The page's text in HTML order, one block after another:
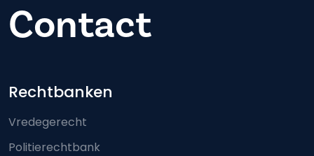
Contact
Footer-menu
Rechtbanken
Vredegerecht
Politierechtbank